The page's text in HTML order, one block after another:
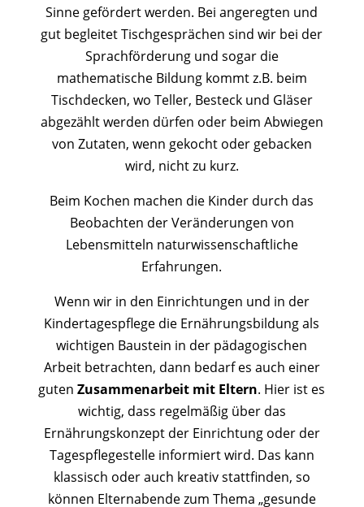
Sinne gefördert werden. Bei angeregten und
gut begleitet Tischgesprächen sind wir bei der
Sprachförderung und sogar die
mathematische Bildung kommt z.B. beim
Tischdecken, wo Teller, Besteck und Gläser
abgezählt werden dürfen oder beim Abwiegen
von Zutaten, wenn gekocht oder gebacken
wird, nicht zu kurz.
Beim Kochen machen die Kinder durch das
Beobachten der Veränderungen von
Lebensmitteln naturwissenschaftliche
Erfahrungen.
Wenn wir in den Einrichtungen und in der
Kindertagespflege die Ernährungsbildung als
wichtigen Baustein in der pädagogischen
Arbeit betrachten, dann bedarf es auch einer
gutenZusammenarbeit mit Eltern. Hier ist es
wichtig, dass regelmäßig über das
Ernährungskonzept der Einrichtung oder der
Tagespflegestelle informiert wird. Das kann
klassisch oder auch kreativ stattfinden, so
können Elternabende zum Thema „gesunde